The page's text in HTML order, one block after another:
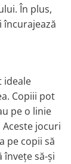
În plus,
încurajează
ideale
Copiii pot
pe o linie
jocuri
pe copii să
să-și